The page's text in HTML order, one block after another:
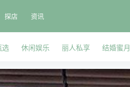
探店 资讯
选 休闲娱乐 丽人私享 结婚蜜月